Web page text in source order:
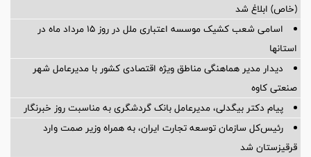
(خاص) ابلاغ شد
اسامی شعب کشیک موسسه اعتباری ملل در روز 15 مرداد ماه در
استانها
دیدار مدیر هماهنگی مناطق ویژه اقتصادی کشور با مدیرعامل شهر
صنعتی کاوه
پیام دکتر بیگدلی، مدیرعامل بانک گردشگری به مناسبت روز خبرنگار
رئیس‌کل سازمان توسعه تجارت ایران، به همراه وزیر صمت وارد
قرقیزستان شد